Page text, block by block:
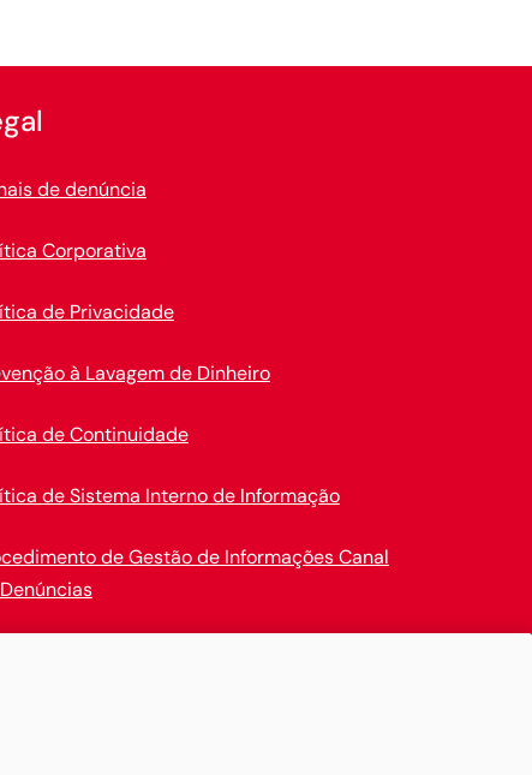
de denúncia
Corporativa
de Privacidade
à Lavagem de Dinheiro
de Continuidade
de Sistema Interno de Informação
de Gestão de Informações Canal